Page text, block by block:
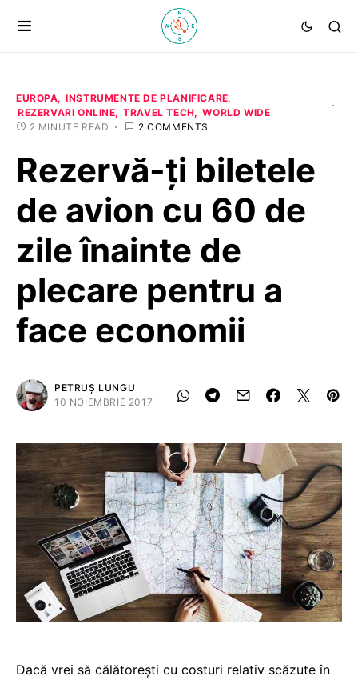
EUROPA
INSTRUMENTE DE PLANIFICARE
REZERVARI ONLINE
TRAVEL TECH
WORLD WIDE
2 MINUTE READ
2 COMMENTS
Rezervă-ți biletele
de avion cu 60 de
zile înainte de
plecare pentru a
face economii
PETRUȘ LUNGU
10 NOIEMBRIE 2017
Dacă vrei să călătorești cu costuri relativ scăzute în